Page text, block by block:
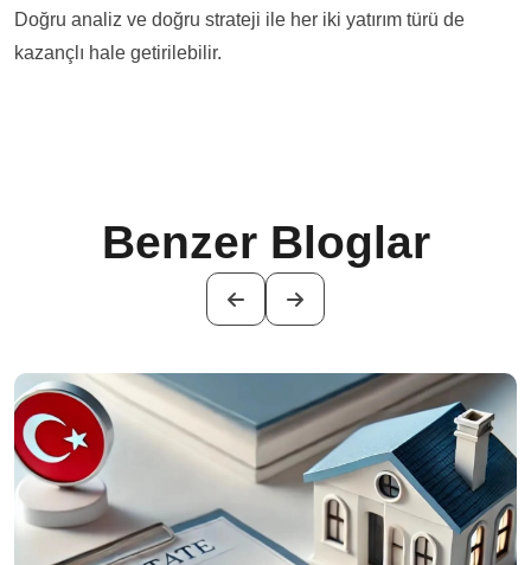
Doğru analiz ve doğru strateji ile her iki yatırım türü de
kazançlı hale getirilebilir.
Benzer Bloglar